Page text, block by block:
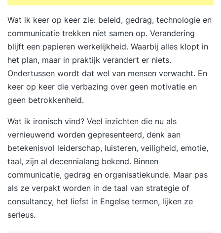
Wat ik keer op keer zie: beleid, gedrag, technologie en
communicatie trekken niet samen op. Verandering
blijft een papieren werkelijkheid. Waarbij alles klopt in
het plan, maar in praktijk verandert er niets.
Ondertussen wordt dat wel van mensen verwacht. En
keer op keer die verbazing over geen motivatie en
geen betrokkenheid.
Wat ik ironisch vind? Veel inzichten die nu als
vernieuwend worden gepresenteerd, denk aan
betekenisvol leiderschap, luisteren, veiligheid, emotie,
taal, zijn al decennialang bekend. Binnen
communicatie, gedrag en organisatiekunde. Maar pas
als ze verpakt worden in de taal van strategie of
consultancy, het liefst in Engelse termen, lijken ze
serieus.